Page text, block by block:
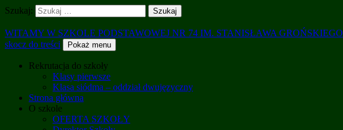
Szukaj:
WITAMY W SZKOLE PODSTAWOWEJ NR 74 IM. STANISŁAWA GROŃSKIEGO
skocz do treści
Pokaż menu
Rekrutacja do szkoły
Klasy pierwsze
Klasa siódma – oddział dwujęzyczny
Strona główna
O szkole
OFERTA SZKOŁY